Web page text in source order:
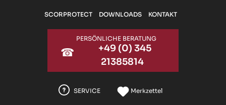
Zum Hauptinhalt springen
SCORPROTECT DOWNLOADS KONTAKT
☎
PERSÖNLICHE BERATUNG
+49 (0) 345
21385814
SERVICE Merkzettel